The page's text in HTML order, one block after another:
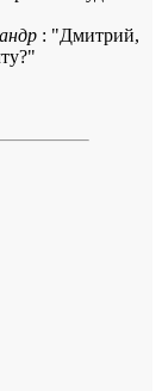
: "Дмитрий,